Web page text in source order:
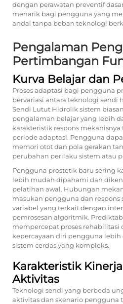
dengan perawatan preventif
menarik bagi pengguna yang
andal tanpa beban teknologi
Pengalaman
Pertimbangan
Kurva Belajar dan
Proses adaptasi bagi pengguna
bervariasi antara teknologi sendi
Sendi Lutut Hidrolik sistem
pengalaman belajar yang lebih
karakteristik respons
periode adaptasi. Pengguna
memori otot dan pola gerakan
perubahan perilaku sistem atau
Pengguna prostetik baru sering
lebih mudah dipahami dan
pelatihan awal. Hubungan
masukan pengguna dan
variabel yang terkait dengan
pemrosesan algoritmik.
mempercepat proses
kepercayaan diri pengguna
sistem cerdas yang kompleks.
Karakteristik
Aktivitas
Teknologi sendi yang berbeda
aktivitas dan skenario pengguna